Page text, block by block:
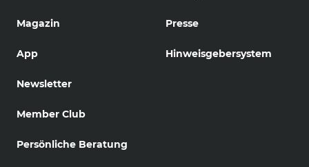
Magazin
App
Newsletter
Member Club
Persönliche Beratung
Presse
Hinweisgebersystem